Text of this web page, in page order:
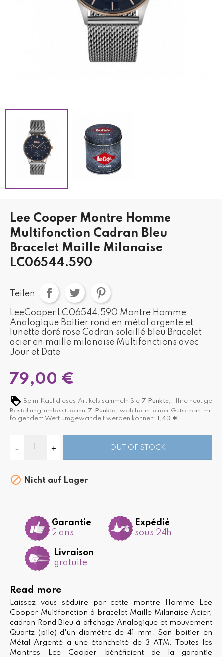
Lee Cooper Montre Homme
Multifonction Cadran Bleu
Bracelet Maille Milanaise
LC06544.590
Teilen
LeeCooper LC06544.590 Montre Homme
Analogique Boitier rond en métal argenté et
lunette doré rose Cadran soleillé bleu Bracelet
acier en maille milanaise Multifonctions avec
Jour et Date
79,00 €
Beim Kauf dieses Artikels sammeln Sie 7 Punkte, . Ihre heutige
Bestellung umfasst dann 7 Punkte, welche in einen Gutschein mit
folgendem Wert umgewandelt werden können: 1,40 € .
OUT OF STOCK
 Nicht auf Lager
Garantie
2 ans
Expédié
sous 24h
Livraison
gratuite
Read more
Laissez vous séduire par cette montre Homme Lee
Cooper Multifonction à bracelet Maille Milanaise Acier,
cadran Rond Bleu à affichage Analogique et mouvement
Quartz (pile) d'un diamètre de 41 mm. Son boitier en
Métal Argenté a une étancheité de 3 ATM. Toutes les
Montres Lee Cooper bénéficient de la garantie